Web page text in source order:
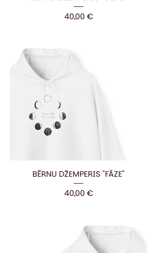
Cena
40,00 €
BĒRNU DŽEMPERIS "FĀZE"
Cena
40,00 €